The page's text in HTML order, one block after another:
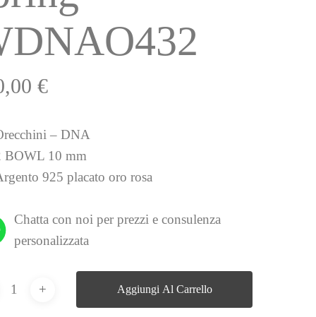
€
– DNA
BOWL 10 mm
925 placato oro rosa
Chatta con noi per prezzi e consulenza
personalizzata
Aggiungi Al Carrello